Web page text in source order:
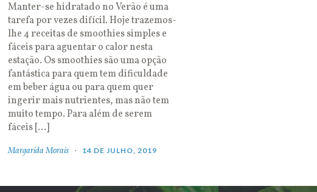
Manter-se hidratado no Verão é uma
tarefa por vezes difícil. Hoje trazemos-
lhe 4 receitas de smoothies simples e
fáceis para aguentar o calor nesta
estação. Os smoothies são uma opção
fantástica para quem tem dificuldade
em beber água ou para quem quer
ingerir mais nutrientes, mas não tem
muito tempo. Para além de serem
fáceis […]
Margarida Morais 14 DE JULHO, 2019